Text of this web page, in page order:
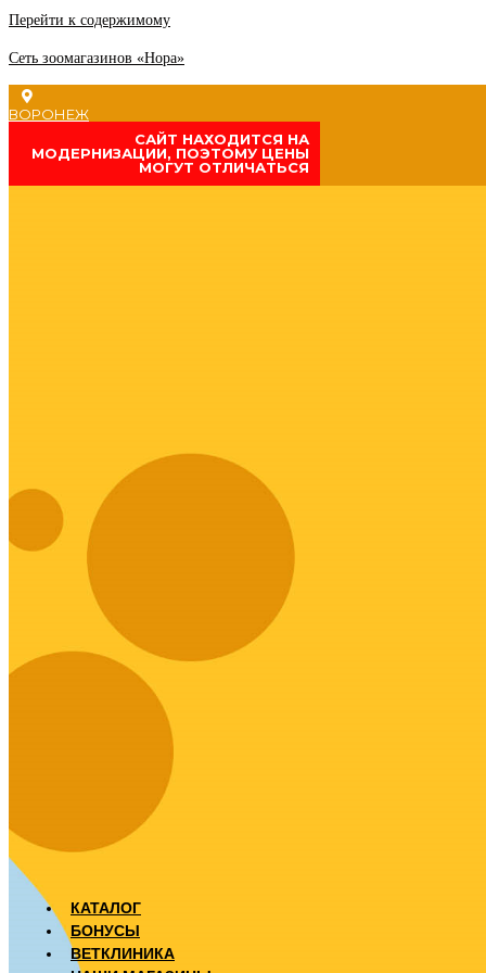
Перейти к содержимому
Сеть зоомагазинов «Нора»
ВОРОНЕЖ
CАЙТ НАХОДИТСЯ НА
МОДЕРНИЗАЦИИ, ПОЭТОМУ ЦЕНЫ
МОГУТ ОТЛИЧАТЬСЯ
КАТАЛОГ
БОНУСЫ
ВЕТКЛИНИКА